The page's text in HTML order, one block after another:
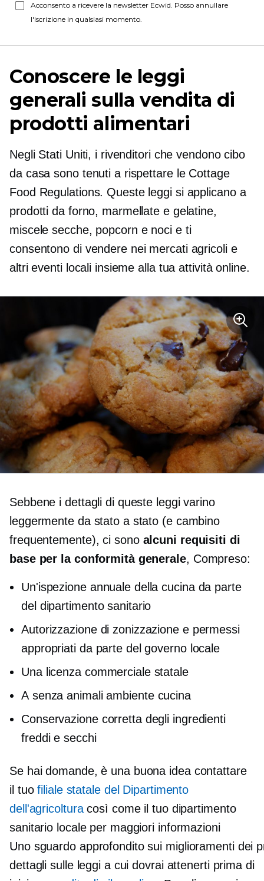
Acconsento a ricevere la newsletter Ecwid. Posso annullare
l'iscrizione in qualsiasi momento.
Conoscere le leggi
generali sulla vendita di
prodotti alimentari
Negli Stati Uniti, i rivenditori che vendono cibo
da casa sono tenuti a rispettare le Cottage
Food Regulations. Queste leggi si applicano a
prodotti da forno, marmellate e gelatine,
miscele secche, popcorn e noci e ti
consentono di vendere nei mercati agricoli e
altri eventi locali insieme alla tua attività online.
Sebbene i dettagli di queste leggi varino
leggermente da stato a stato (e cambino
frequentemente), ci sono alcuni requisiti di
base per la conformità generale, Compreso:
Un'ispezione annuale della cucina da parte
del dipartimento sanitario
Autorizzazione di zonizzazione e permessi
appropriati da parte del governo locale
Una licenza commerciale statale
A senza animaliambiente cucina
Conservazione corretta degli ingredienti
freddi e secchi
Se hai domande, è una buona idea contattare
il tuofiliale statale del Dipartimento
dell'agricolturacosì come il tuo dipartimento
sanitario locale per maggiori informazioni
Uno sguardo approfondito sui miglioramenti dei
dettagli sulle leggi a cui dovrai attenerti prima di